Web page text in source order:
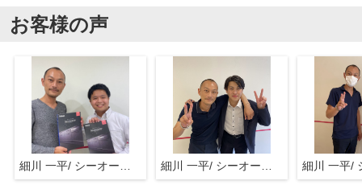
お客様の声